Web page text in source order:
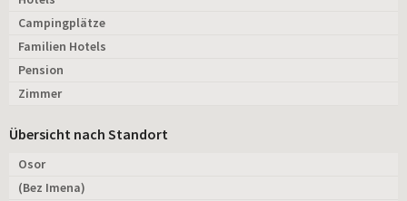
Campingplätze
Familien Hotels
Pension
Zimmer
Übersicht nach Standort
Osor
(Bez Imena)